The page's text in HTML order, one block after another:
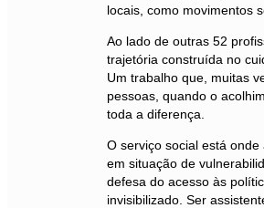
locais, como movimentos
Ao lado de outras 52
trajetória construída no
Um trabalho que, muitas
pessoas, quando o
toda a diferença.
O serviço social está
em situação de
defesa do acesso às
invisibilizado. Ser